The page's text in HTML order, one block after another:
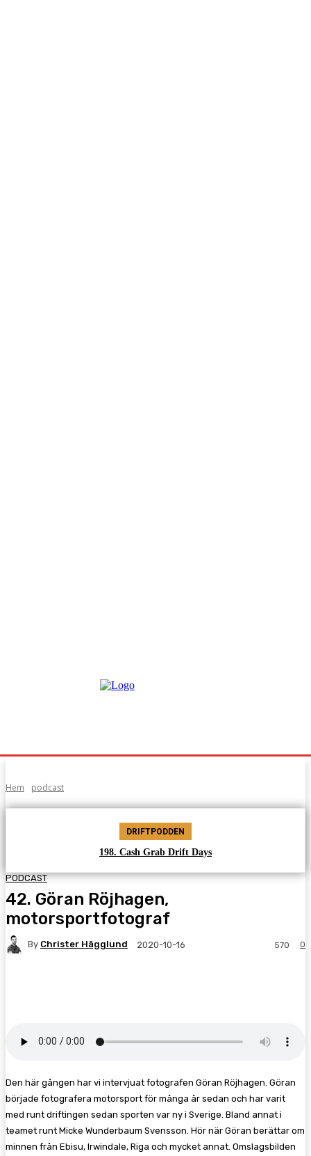
Hem podcast
DRIFTPODDEN
198. Cash Grab Drift Days
PODCAST
42. Göran Röjhagen,
motorsportfotograf
By Christer Hägglund 2020-10-16 0
570
Den här gången har vi intervjuat fotografen Göran Röjhagen. Göran
började fotografera motorsport för många år sedan och har varit
med runt driftingen sedan sporten var ny i Sverige. Bland annat i
teamet runt Micke Wunderbaum Svensson. Hör när Göran berättar om
minnen från Ebisu, Irwindale, Riga och mycket annat. Omslagsbilden